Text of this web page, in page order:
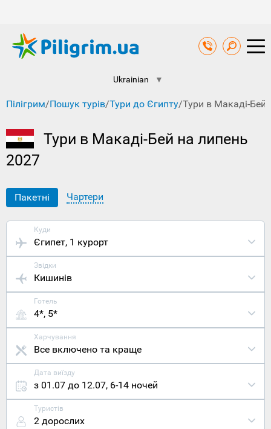
Ukrainian ▼
Пілігрим/Пошук турів/Тури до Єгипту/Тури в Макаді-Бей
Тури в Макаді-Бей на липень
2027
Пакетні Чартери
Куди
Єгипет, 1 курорт
Звідки
Кишинів
Готель
4*, 5*
Харчування
Все включено та краще
Дата виїзду
з 01.07 до 12.07, 6-14 ночей
Туристів
2 дорослих